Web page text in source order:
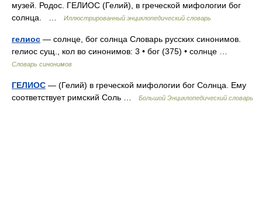
музей. Родос. ГЕЛИОС (Гелий), в греческой мифологии бог
солнца. …
Иллюстрированный энциклопедический словарь
гелиос — солнце, бог солнца Словарь русских синонимов.
гелиос сущ., кол во синонимов: 3 • бог (375) • солнце …
Словарь синонимов
ГЕЛИОС — (Гелий) в греческой мифологии бог Солнца. Ему
соответствует римский Соль …
Большой Энциклопедический словарь